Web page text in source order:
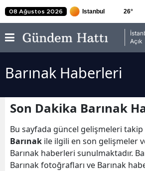
08 Ağustos 2026 26°
Açık
Barınak Haberleri
Son Dakika Barınak
Bu sayfada güncel gelişmeleri
Barınak ile ilgili en son gelişmeler
Barınak haberleri sunulmaktadır.
Barınak fotoğrafları ve Barınak